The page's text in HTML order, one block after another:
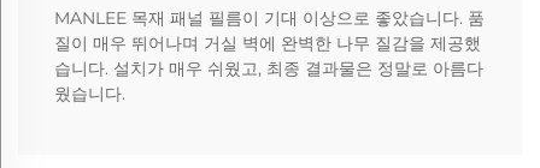
MANLEE 목재 패널 필름이 기대 이상으로 좋았습니다. 품
질이 매우 뛰어나며 거실 벽에 완벽한 나무 질감을 제공했
습니다. 설치가 매우 쉬웠고, 최종 결과물은 정말로 아름다
웠습니다.